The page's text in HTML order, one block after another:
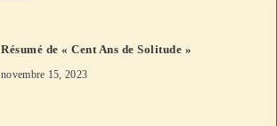
Résumé de « Cent Ans de Solitude »
novembre 15, 2023